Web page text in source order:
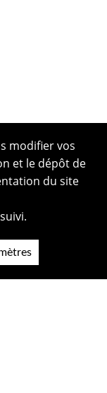
modifier vos
et le dépôt de
du site